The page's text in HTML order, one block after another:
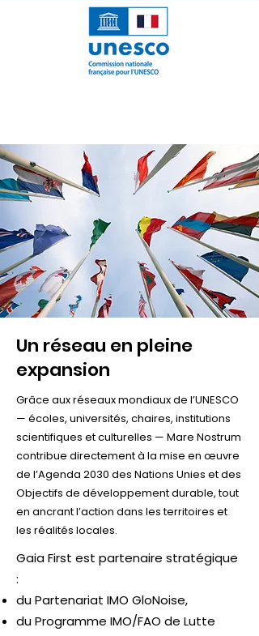
Un réseau en pleine
expansion
Grâce aux réseaux mondiaux de l’UNESCO
— écoles, universités, chaires, institutions
scientifiques et culturelles — Mare Nostrum
contribue directement à la mise en œuvre
de l’Agenda 2030 des Nations Unies et des
Objectifs de développement durable, tout
en ancrant l’action dans les territoires et
les réalités locales.
Gaia First est partenaire stratégique
:
du Partenariat IMO GloNoise,
du Programme IMO/FAO de Lutte